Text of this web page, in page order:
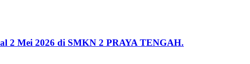
2 Mei 2026 di SMKN 2 PRAYA TENGAH.